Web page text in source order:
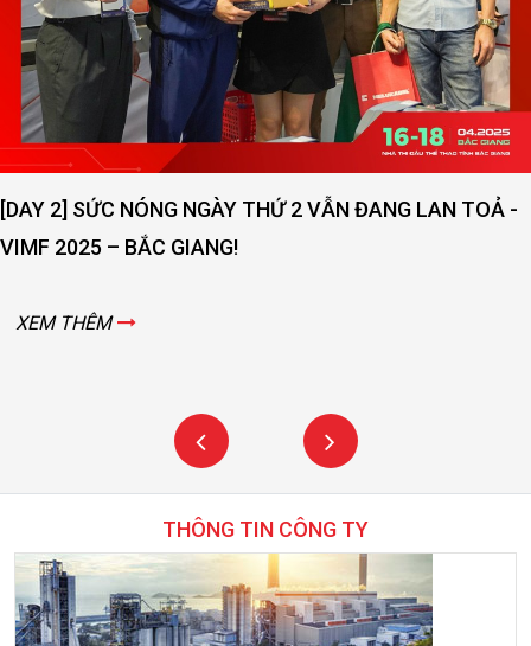
[DAY 2] SỨC NÓNG NGÀY THỨ 2 VẪN ĐANG LAN TOẢ -
VIMF 2025 – BẮC GIANG!
XEM THÊM
THÔNG TIN CÔNG TY